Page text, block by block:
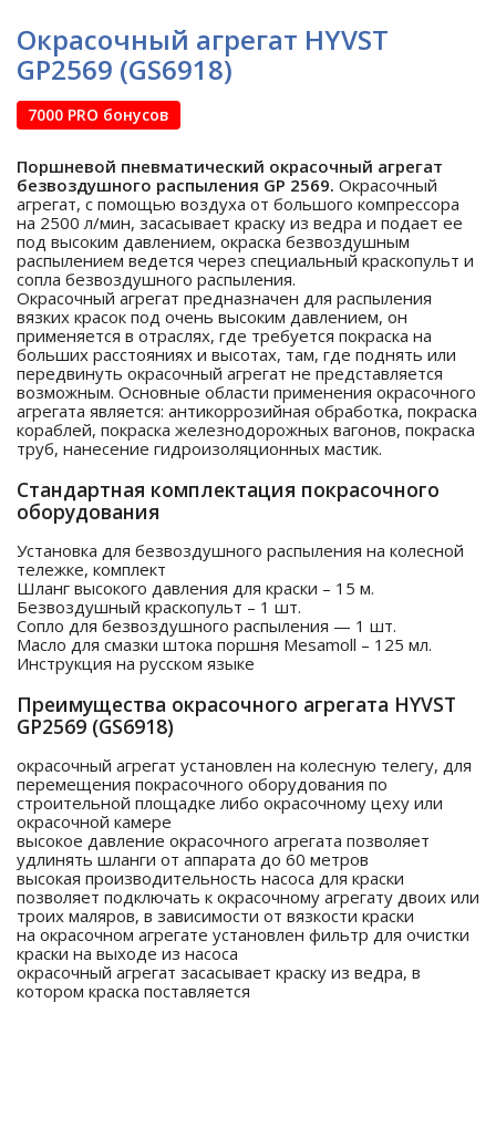
Окрасочный агрегат HYVST
GP2569 (GS6918)
7000 PRO бонусов
Поршневой пневматический окрасочный агрегат
безвоздушного распыления GP 2569. Окрасочный
агрегат, с помощью воздуха от большого компрессора
на 2500 л/мин, засасывает краску из ведра и подает ее
под высоким давлением, окраска безвоздушным
распылением ведется через специальный краскопульт и
сопла безвоздушного распыления.
Окрасочный агрегат предназначен для распыления
вязких красок под очень высоким давлением, он
применяется в отраслях, где требуется покраска на
больших расстояниях и высотах, там, где поднять или
передвинуть окрасочный агрегат не представляется
возможным. Основные области применения окрасочного
агрегата является: антикоррозийная обработка, покраска
кораблей, покраска железнодорожных вагонов, покраска
труб, нанесение гидроизоляционных мастик.
Стандартная комплектация покрасочного
оборудования
Установка для безвоздушного распыления на колесной
тележке, комплект
Шланг высокого давления для краски – 15 м.
Безвоздушный краскопульт – 1 шт.
Сопло для безвоздушного распыления — 1 шт.
Масло для смазки штока поршня Mesamoll – 125 мл.
Инструкция на русском языке
Преимущества окрасочного агрегата HYVST
GP2569 (GS6918)
окрасочный агрегат установлен на колесную телегу, для
перемещения покрасочного оборудования по
строительной площадке либо окрасочному цеху или
окрасочной камере
высокое давление окрасочного агрегата позволяет
удлинять шланги от аппарата до 60 метров
высокая производительность насоса для краски
позволяет подключать к окрасочному агрегату двоих или
троих маляров, в зависимости от вязкости краски
на окрасочном агрегате установлен фильтр для очистки
краски на выходе из насоса
окрасочный агрегат засасывает краску из ведра, в
котором краска поставляется